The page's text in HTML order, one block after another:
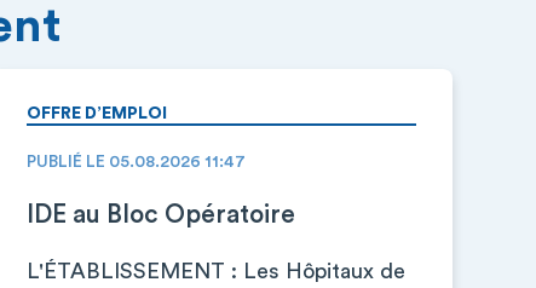
OFFRE D’EMPLOI
PUBLIÉ LE 05.08.2026 11:47
IDE au Bloc Opératoire
L'ÉTABLISSEMENT : Les Hôpitaux de